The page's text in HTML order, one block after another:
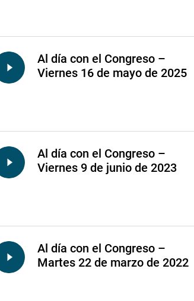
Al día con el Congreso –
Viernes 16 de mayo de 2025
Al día con el Congreso –
Viernes 9 de junio de 2023
Al día con el Congreso –
Martes 22 de marzo de 2022